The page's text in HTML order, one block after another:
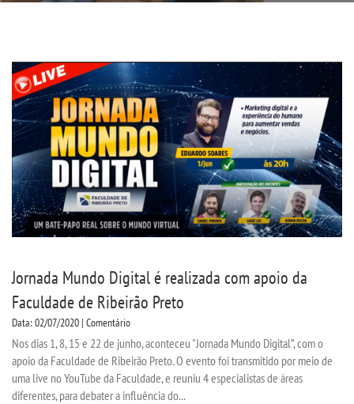
BIBLIOTECA
CPA
CPSA
PROUNI
MANUAIS, PORTARIAS E
CURSOS
BACHARELADOS
LICENCIATURAS
Jornada Mundo Digital é realizada com apoio da
Faculdade de Ribeirão Preto
Data: 02/07/2020 | Comentário
Nos dias 1, 8, 15 e 22 de junho, aconteceu "Jornada Mundo Digital”, com o
apoio da Faculdade de Ribeirão Preto. O evento foi transmitido por meio de
uma live no YouTube da Faculdade, e reuniu 4 especialistas de áreas
diferentes, para debater a influência do...